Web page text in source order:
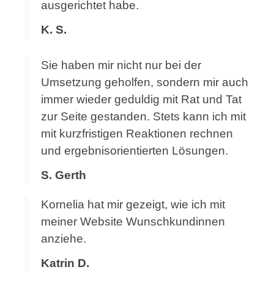
ausgerichtet habe.
K. S.
Sie haben mir nicht nur bei der
Umsetzung geholfen, sondern mir auch
immer wieder geduldig mit Rat und Tat
zur Seite gestanden. Stets kann ich mit
mit kurzfristigen Reaktionen rechnen
und ergebnisorientierten Lösungen.
S. Gerth
Kornelia hat mir gezeigt, wie ich mit
meiner Website Wunschkundinnen
anziehe.
Katrin D.